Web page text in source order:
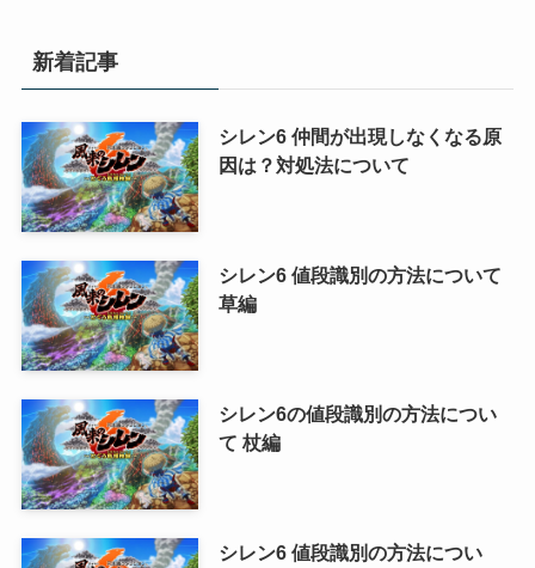
リ
ー
新着記事
シレン6 仲間が出現しなくなる原
因は？対処法について
シレン6 値段識別の方法について
草編
シレン6の値段識別の方法につい
て 杖編
シレン6 値段識別の方法につい